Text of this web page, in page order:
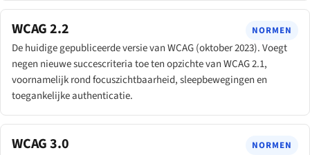
WCAG 2.2 NORMEN
De huidige gepubliceerde versie van WCAG (oktober 2023). Voegt
negen nieuwe succescriteria toe ten opzichte van WCAG 2.1,
voornamelijk rond focuszichtbaarheid, sleepbewegingen en
toegankelijke authenticatie.
WCAG 3.0 NORMEN